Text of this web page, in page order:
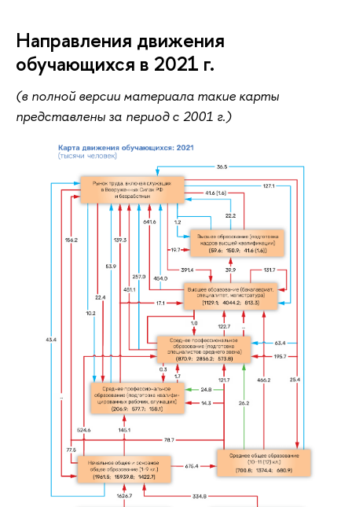
Направления движения
обучающихся в 2021 г.
(в полной версии материала такие карты
представлены за период с 2001 г.)